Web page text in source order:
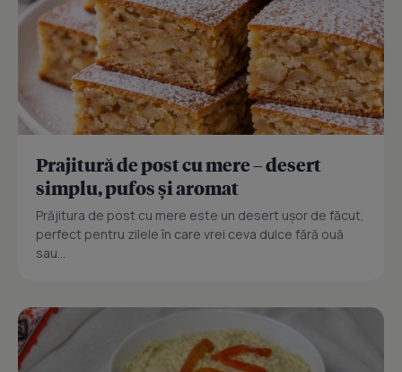
Prajitură de post cu mere – desert
simplu, pufos și aromat
Prăjitura de post cu mere este un desert ușor de făcut,
perfect pentru zilele în care vrei ceva dulce fără ouă
sau...